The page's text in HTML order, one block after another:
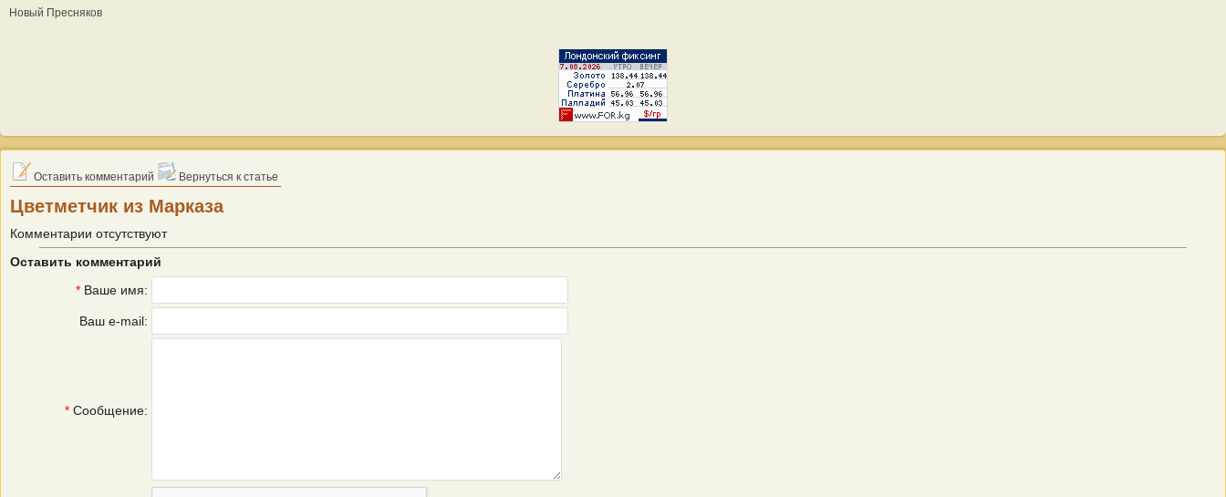
Новый Пресняков
Оставить комментарий Вернуться к статье
Цветметчик из Марказа
Комментарии отсутствуют
Оставить комментарий
* Ваше имя:
Ваш e-mail:
* Сообщение: